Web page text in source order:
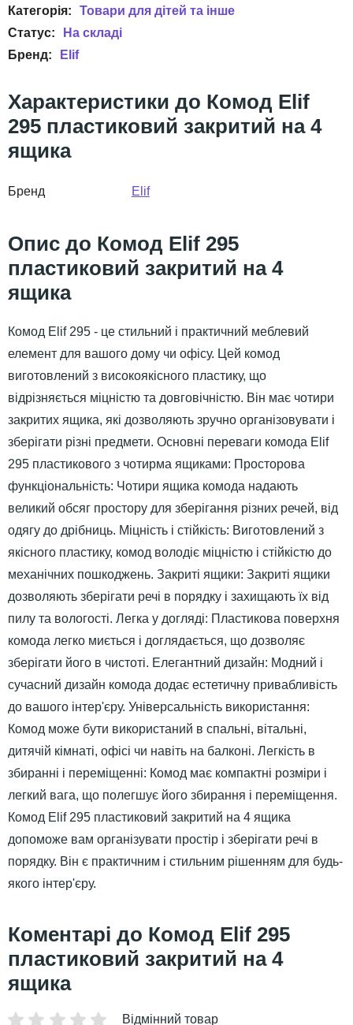
Товари для дітей та інше
Elif
Комод Elif
295 пластиковий закритий на 4
ящика
Бренд Elif
Комод Elif 295
пластиковий закритий на 4
ящика
Комод Elif 295 - це стильний і практичний меблевий
елемент для вашого дому чи офісу. Цей комод
виготовлений з високоякісного пластику, що
відрізняється міцністю та довговічністю. Він має чотири
закритих ящика, які дозволяють зручно організовувати і
зберігати різні предмети. Основні переваги комода Elif
295 пластикового з чотирма ящиками: Просторова
функціональність: Чотири ящика комода надають
великий обсяг простору для зберігання різних речей, від
одягу до дрібниць. Міцність і стійкість: Виготовлений з
якісного пластику, комод володіє міцністю і стійкістю до
механічних пошкоджень. Закриті ящики: Закриті ящики
дозволяють зберігати речі в порядку і захищають їх від
пилу та вологості. Легка у догляді: Пластикова поверхня
комода легко миється і доглядається, що дозволяє
зберігати його в чистоті. Елегантний дизайн: Модний і
сучасний дизайн комода додає естетичну привабливість
до вашого інтер'єру. Універсальність використання:
Комод може бути використаний в спальні, вітальні,
дитячій кімнаті, офісі чи навіть на балконі. Легкість в
збиранні і переміщенні: Комод має компактні розміри і
легкий вага, що полегшує його збирання і переміщення.
Комод Elif 295 пластиковий закритий на 4 ящика
допоможе вам організувати простір і зберігати речі в
порядку. Він є практичним і стильним рішенням для будь-
якого інтер'єру.
Комод Elif 295
пластиковий закритий на 4
ящика